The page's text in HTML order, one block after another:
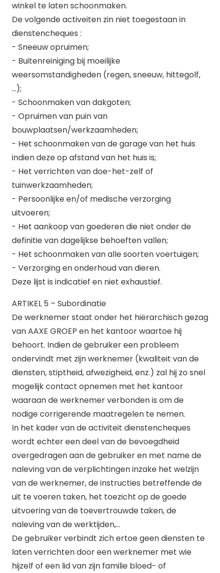
winkel te laten schoonmaken.
De volgende activeiten zin niet toegestaan in
dienstencheques :
- Sneeuw opruimen;
- Buitenreiniging bij moeilijke
weersomstandigheden (regen, sneeuw, hittegolf,
…);
- Schoonmaken van dakgoten;
- Opruimen van puin van
bouwplaatsen/werkzaamheden;
- Het schoonmaken van de garage van het huis
indien deze op afstand van het huis is;
- Het verrichten van doe-het-zelf of
tuinwerkzaamheden;
- Persoonlijke en/of medische verzorging
uitvoeren;
- Het aankoop van goederen die niet onder de
definitie van dagelijkse behoeften vallen;
- Het schoonmaken van alle soorten voertuigen;
- Verzorging en onderhoud van dieren.
Deze lijst is indicatief en niet exhaustief.
ARTIKEL 5 – Subordinatie
De werknemer staat onder het hiërarchisch gezag
van AAXE GROEP en het kantoor waartoe hij
behoort. Indien de gebruiker een probleem
ondervindt met zijn werknemer (kwaliteit van de
diensten, stiptheid, afwezigheid, enz.) zal hij zo snel
mogelijk contact opnemen met het kantoor
waaraan de werknemer verbonden is om de
nodige corrigerende maatregelen te nemen.
In het kader van de activiteit dienstencheques
wordt echter een deel van de bevoegdheid
overgedragen aan de gebruiker en met name de
naleving van de verplichtingen inzake het welzijn
van de werknemer, de instructies betreffende de
uit te voeren taken, het toezicht op de goede
uitvoering van de toevertrouwde taken, de
naleving van de werktijden,…
De gebruiker verbindt zich ertoe geen diensten te
laten verrichten door een werknemer met wie
hijzelf of een lid van zijn familie bloed- of